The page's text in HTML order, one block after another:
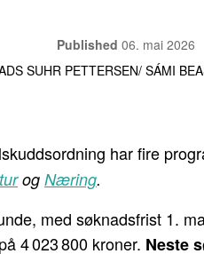
Published 06. mai 2026
SUHR PETTERSEN/ SÁMI
har fire
og Næring.
med søknadsfrist 1.
4 023 800 kroner. Neste